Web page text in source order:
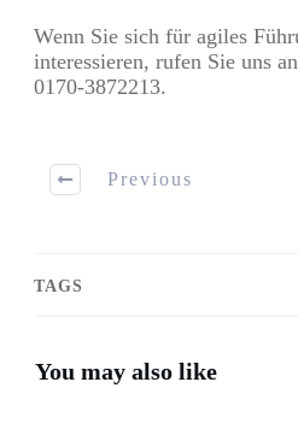
Wenn Sie sich für agiles
interessieren, rufen Sie uns
0170-3872213.
Previous
TAGS
You may also like